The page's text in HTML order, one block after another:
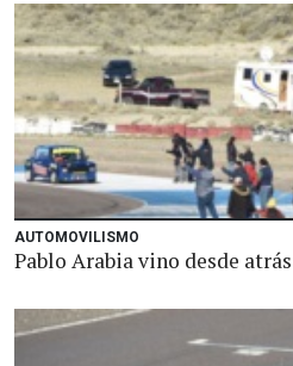
AUTOMOVILISMO
Pablo Arabia vino desde